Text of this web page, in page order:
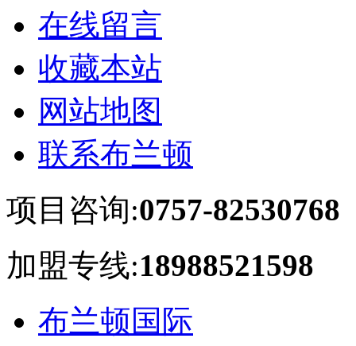
在线留言
收藏本站
网站地图
联系布兰顿
项目咨询:0757-82530768
加盟专线:18988521598
布兰顿国际